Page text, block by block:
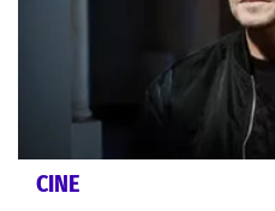
CINE